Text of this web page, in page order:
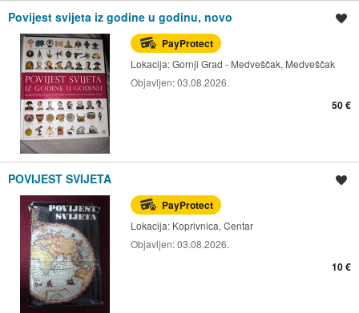
Povijest svijeta iz godine u godinu, novo
PayProtect
Lokacija:Gornji Grad - Medveščak, Medveščak
Objavljen:03.08.2026.
50 €
POVIJEST SVIJETA
PayProtect
Lokacija: Koprivnica, Centar
Objavljen:03.08.2026.
10 €